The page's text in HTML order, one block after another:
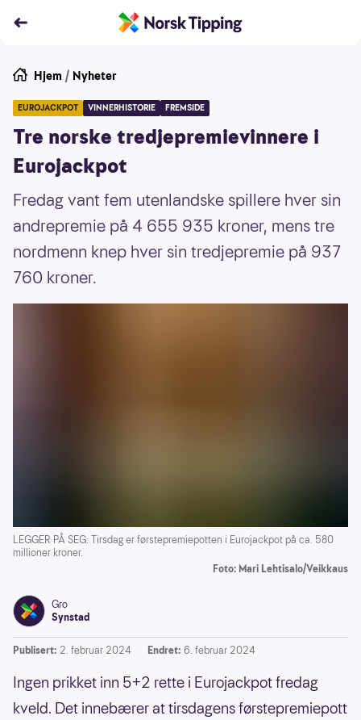
Hjem / Nyheter
EUROJACKPOT VINNERHISTORIE FREMSIDE
Tre norske tredjepremievinnere i
Eurojackpot
Fredag vant fem utenlandske spillere hver sin
andrepremie på 4 655 935 kroner, mens tre
nordmenn knep hver sin tredjepremie på 937
760 kroner.
LEGGER PÅ SEG: Tirsdag er førstepremiepotten i Eurojackpot på ca. 580
millioner kroner.
Foto: Mari Lehtisalo/Veikkaus
Gro
Synstad
Publisert: 2. februar 2024 Endret: 6. februar 2024
Ingen prikket inn 5+2 rette i Eurojackpot fredag
kveld. Det innebærer at tirsdagens førstepremiepott